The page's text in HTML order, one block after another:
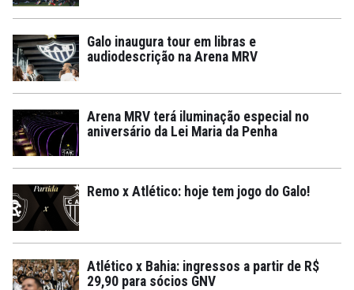
Galo inaugura tour em libras e
audiodescrição na Arena MRV
Arena MRV terá iluminação especial no
aniversário da Lei Maria da Penha
Remo x Atlético: hoje tem jogo do Galo!
Atlético x Bahia: ingressos a partir de R$
29,90 para sócios GNV